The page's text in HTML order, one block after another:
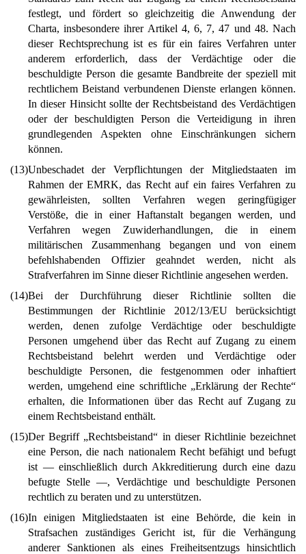
festlegt, und fördert so gleichzeitig die Anwendung der
Charta, insbesondere ihrer Artikel 4, 6, 7, 47 und 48. Nach
dieser Rechtsprechung ist es für ein faires Verfahren unter
anderem erforderlich, dass der Verdächtige oder die
beschuldigte Person die gesamte Bandbreite der speziell mit
rechtlichem Beistand verbundenen Dienste erlangen können.
In dieser Hinsicht sollte der Rechtsbeistand des Verdächtigen
oder der beschuldigten Person die Verteidigung in ihren
grundlegenden Aspekten ohne Einschränkungen sichern
können.
(13)Unbeschadet der Verpflichtungen der Mitgliedstaaten im
Rahmen der EMRK, das Recht auf ein faires Verfahren zu
gewährleisten, sollten Verfahren wegen geringfügiger
Verstöße, die in einer Haftanstalt begangen werden, und
Verfahren wegen Zuwiderhandlungen, die in einem
militärischen Zusammenhang begangen und von einem
befehlshabenden Offizier geahndet werden, nicht als
Strafverfahren im Sinne dieser Richtlinie angesehen werden.
(14)Bei der Durchführung dieser Richtlinie sollten die
Bestimmungen der Richtlinie 2012/13/EU berücksichtigt
werden, denen zufolge Verdächtige oder beschuldigte
Personen umgehend über das Recht auf Zugang zu einem
Rechtsbeistand belehrt werden und Verdächtige oder
beschuldigte Personen, die festgenommen oder inhaftiert
werden, umgehend eine schriftliche „Erklärung der Rechte“
erhalten, die Informationen über das Recht auf Zugang zu
einem Rechtsbeistand enthält.
(15)Der Begriff „Rechtsbeistand“ in dieser Richtlinie bezeichnet
eine Person, die nach nationalem Recht befähigt und befugt
ist — einschließlich durch Akkreditierung durch eine dazu
befugte Stelle —, Verdächtige und beschuldigte Personen
rechtlich zu beraten und zu unterstützen.
(16)In einigen Mitgliedstaaten ist eine Behörde, die kein in
Strafsachen zuständiges Gericht ist, für die Verhängung
anderer Sanktionen als eines Freiheitsentzugs hinsichtlich